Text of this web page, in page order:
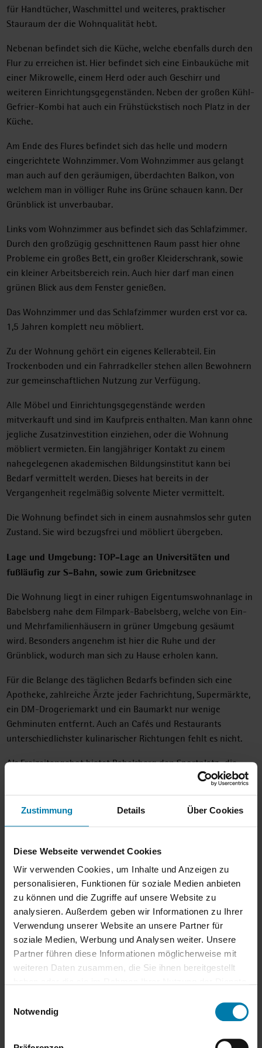
Zustimmung Details Über Cookies
Diese Webseite verwendet Cookies
Wir verwenden Cookies, um Inhalte und Anzeigen zu
personalisieren, Funktionen für soziale Medien anbieten
zu können und die Zugriffe auf unsere Website zu
analysieren. Außerdem geben wir Informationen zu Ihrer
Verwendung unserer Website an unsere Partner für
soziale Medien, Werbung und Analysen weiter. Unsere
Partner führen diese Informationen möglicherweise mit
weiteren Daten zusammen, die Sie ihnen bereitgestellt
Notwendig
für Handtücher, Waschmittel und weiteres, praktischer
Stauraum der die Wohnqualität hebt.
Nebenan befindet sich die Küche, welche ebenfalls durch den
Flur zu erreichen ist. Hier befindet sich eine Einbauküche mit
einer Mikrowelle, einem Herd oder auch Geschirr und
weiteren Einrichtungsgegenständen. Neben der großen Kühl-
Gefrier-Kombi hat auch ein Frühstückstisch noch Platz in der
Küche.
Am Ende des Flures befindet sich das helle und modern
eingerichtete Wohnzimmer. Vom Wohnzimmer aus gelangt
man auch auf den geräumigen, überdachten Balkon, von
welchem man in völliger Ruhe ins Grüne schauen kann. Der
Grünblick ist unverbaubar.
Links vom Wohnzimmer aus befindet sich das Schlafzimmer.
Durch den großzügig geschnittenen Raum passt hier ohne
Probleme ein großes Bett, ein großer Kleiderschrank, sowie
ein kleiner Arbeitsbereich rein. Auch hier darf man einen
grünen Blick aus dem Fenster genießen.
Das Wohnzimmer und das Schlafzimmer wurden erst vor ca.
1,5 Jahren komplett neu möbliert.
Zu der Wohnung gehört ein eigenes Kellerabteil. Ein
Trockenboden und ein Fahrradkeller stehen allen Bewohnern
zur gemeinschaftlichen Nutzung zur Verfügung.
Alle Möbel und Einrichtungsgegenstände werden
mitverkauft und sind im Kaufpreis enthalten. Man kann ohne
jegliche Zusatzinvestition einziehen, oder die Wohnung
möbliert vermieten. Ein langjähriger Kontakt zu einem
nahegelegenen akademischen Bildungsinstitut kann bei
Bedarf vermittelt werden. Dieses hat bereits in der
Vergangenheit regelmäßig solvente Mieter vermittelt.
Die Wohnung befindet sich in einem ausnahmslos sehr guten
Zustand. Sie wird bezugsfrei und möbliert übergeben.
Lage und Umgebung: TOP-Lage an Universitäten und
fußläufig zur S-Bahn, sowie zum Griebnitzsee
Die Wohnung liegt in einer ruhigen Eigentumswohnanlage in
Babelsberg nahe dem Filmpark-Babelsberg, welche von Ein-
und Mehrfamilienhäusern in grüner Umgebung gesäumt
wird. Besonders angenehm ist hier die Ruhe und der
Grünblick, wodurch man sich zu Hause erholen kann.
Für die Belange des täglichen Bedarfs befinden sich eine
Apotheke, zahlreiche Ärzte jeder Fachrichtung, Supermärkte,
ein DM-Drogeriemarkt und ein Baumarkt nur wenige
Gehminuten entfernt. Auch an Cafés und Restaurants
unterschiedlichster kulinarischer Richtungen fehlt es nicht.
Als Freizeitangebot bietet Babelsberg den Sportplatz „die
Sandscholle“ und das Kulturzentrum Lindenpark e.V..
Ebenfalls ist der bekannte Filmpark Babelsberg nur vier
Fahrradminuten entfernt.
drei Grundschulen und zwei weiterführende Schulen, sowie
Den S-Bahnhof Griebnitzsee erreichen Sie innerhalb weniger
Minuten mit dem Fahrrad oder zu Fuß. Auch der Bahnhof
„Medienstadt Babelsberg“ ist in 6 Minuten mit dem Fahrrad
zu erreichen oder mit einer der Buslinien auf der
Großbeerenstraße. Vom Bahnhof gelangt man mit dem RE7
ins Potsdamer Stadtzentrum und nach Berlin. Hier werden die
Bahnhöfe Charlottenburg, Zoo, Hauptbahnhof und
Ausstattung: Voll möblierte Wohnung mit gepflegter